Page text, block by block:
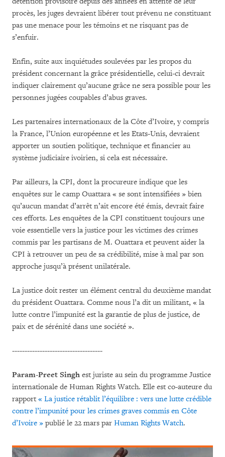
procès, les juges devraient libérer tout prévenu ne constituant
pas une menace pour les témoins et ne risquant pas de
s’enfuir.
Enfin, suite aux inquiétudes soulevées par les propos du
président concernant la grâce présidentielle, celui-ci devrait
indiquer clairement qu’aucune grâce ne sera possible pour les
personnes jugées coupables d’abus graves.
Les partenaires internationaux de la Côte d’Ivoire, y compris
la France, l’Union européenne et les Etats-Unis, devraient
apporter un soutien politique, technique et financier au
système judiciaire ivoirien, si cela est nécessaire.
Par ailleurs, la CPI, dont la procureure indique que les
enquêtes sur le camp Ouattara « se sont intensifiées » bien
qu’aucun mandat d’arrêt n’ait encore été émis, devrait faire
ces efforts. Les enquêtes de la CPI constituent toujours une
voie essentielle vers la justice pour les victimes des crimes
commis par les partisans de M. Ouattara et peuvent aider la
CPI à retrouver un peu de sa crédibilité, mise à mal par son
approche jusqu’à présent unilatérale.
La justice doit rester un élément central du deuxième mandat
du président Ouattara. Comme nous l’a dit un militant, « la
lutte contre l’impunité est la garantie de plus de justice, de
paix et de sérénité dans une société ».
------------------------------------
Param-Preet Singh est juriste au sein du programme Justice
internationale de Human Rights Watch. Elle est co-auteure du
rapport « La justice rétablit l’équilibre : vers une lutte crédible
contre l’impunité pour les crimes graves commis en Côte
d’Ivoire » publié le 22 mars par Human Rights Watch.